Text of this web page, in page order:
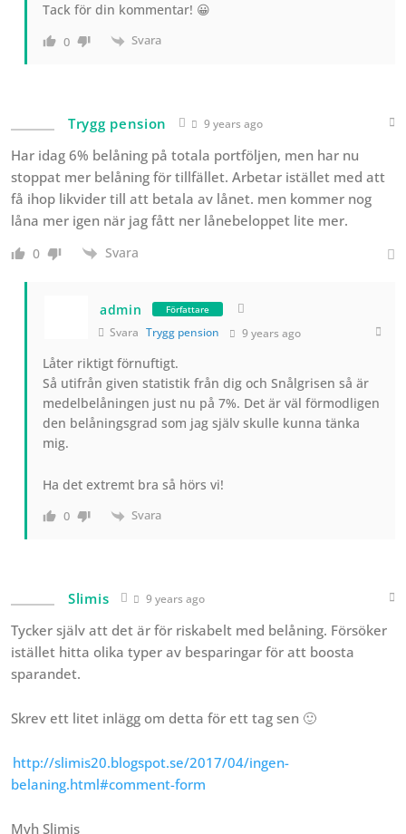
Tack för din kommentar! 😀
0 Svara
Trygg pension 9 years ago
Har idag 6% belåning på totala portföljen, men har nu
stoppat mer belåning för tillfället. Arbetar istället med att
få ihop likvider till att betala av lånet. men kommer nog
låna mer igen när jag fått ner lånebeloppet lite mer.
0 Svara
admin Författare
Svara Trygg pension 9 years ago
Låter riktigt förnuftigt.
Så utifrån given statistik från dig och Snålgrisen så är
medelbelåningen just nu på 7%. Det är väl förmodligen
den belåningsgrad som jag själv skulle kunna tänka
mig.
Ha det extremt bra så hörs vi!
0 Svara
Slimis 9 years ago
Tycker själv att det är för riskabelt med belåning. Försöker
istället hitta olika typer av besparingar för att boosta
sparandet.
Skrev ett litet inlägg om detta för ett tag sen 🙂
http://slimis20.blogspot.se/2017/04/ingen-
belaning.html#comment-form
Mvh Slimis